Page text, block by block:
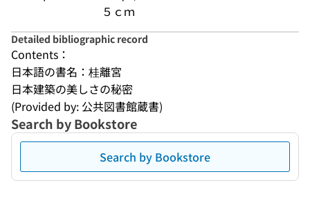
５ｃｍ
Detailed bibliographic record
Contents：
日本語の書名：桂離宮
日本建築の美しさの秘密
(Provided by: 公共図書館蔵書)
Search by Bookstore
Search by Bookstore